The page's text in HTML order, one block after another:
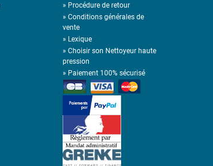
» Procédure de retour
» Conditions générales de
vente
» Lexique
» Choisir son Nettoyeur haute
pression
» Paiement 100% sécurisé